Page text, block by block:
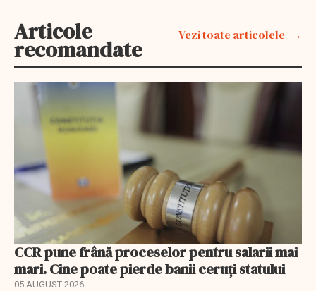
Articole
recomandate
Vezi toate articolele
CCR pune frână proceselor pentru salarii mai
mari. Cine poate pierde banii ceruți statului
05 AUGUST 2026